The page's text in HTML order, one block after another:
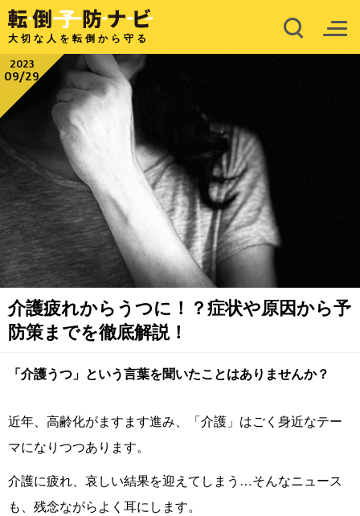
大切な人を転倒から守る
2023
09/29
介護疲れからうつに！？症状や原因から予
防策までを徹底解説！
「介護うつ」という言葉を聞いたことはありませんか？
近年、高齢化がますます進み、「介護」はごく身近なテー
マになりつつあります。
介護に疲れ、哀しい結果を迎えてしまう…そんなニュース
も、残念ながらよく耳にします。